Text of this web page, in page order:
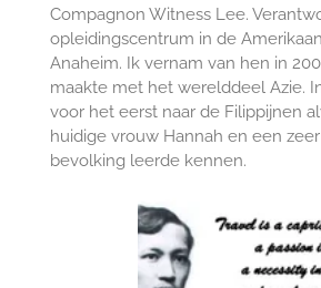
Compagnon Witness Lee.
opleidingscentrum in de
Anaheim. Ik vernam van hen in
maakte met het werelddeel Azie.
voor het eerst naar de Filippijnen
huidige vrouw Hannah en een
bevolking leerde kennen.